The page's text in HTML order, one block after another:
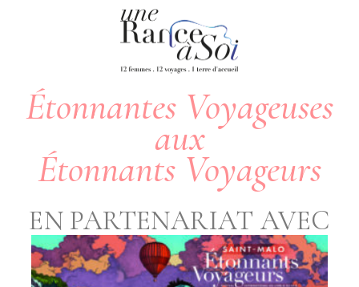
Étonnantes Voyageuses
aux
Étonnants Voyageurs
EN PARTENARIAT AVEC